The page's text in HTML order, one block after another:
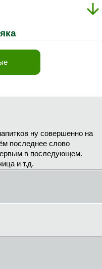
ну совершенно на
последнее слово
в последующем.
и т.д.